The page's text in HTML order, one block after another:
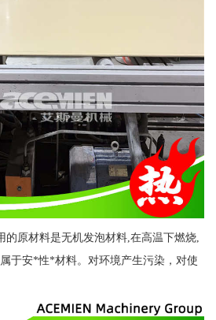
的原材料是无机发泡材料,在高温下燃烧,
于安*性*材料。对环境产生污染，对使